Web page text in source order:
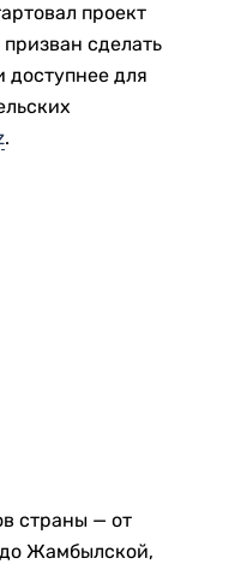
проект
сделать
для
.
страны — от
Жамбылской,